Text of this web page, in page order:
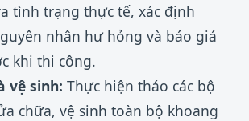
tình trạng thực tế, xác định
nhân hư hỏng và báo giá
khi thi công.
vệ sinh: Thực hiện tháo các bộ
chữa, vệ sinh toàn bộ khoang